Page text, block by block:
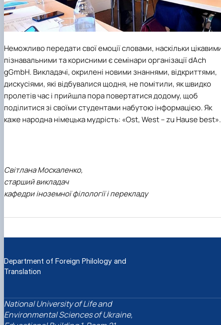
Неможливо передати свої емоції словами, наскільки
пізнавальними та корисними є семінари організації dAch
gGmbH. Викладачі, окрилені новими знаннями, відкриттями,
дискусіями, які відбувалися щодня, не помітили, як швидко
пролетів час і прийшла пора повертатися додому, щоб
поділитися зі своїми студентами набутою інформацією. Як
каже народна німецька мудрість: «Ost, West – zu Hause best».
Світлана Москаленко,
старший викладач
кафедри іноземної філології і перекладу
Department of Foreign Philology and
Translation
National University of Life and
Environmental Sciences of Ukraine,